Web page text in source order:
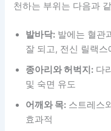
천하는 부위는 다음과
발바닥: 발에는 혈관
잘 되고, 전신 릴랙스
종아리와 허벅지: 다
및 숙면 유도
어깨와 목: 스트레스
효과적